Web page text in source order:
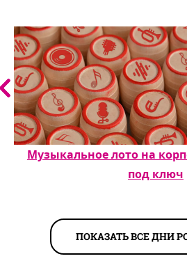
Музыкальное лото на
под ключ
ПОКАЗАТЬ ВСЕ ДНИ